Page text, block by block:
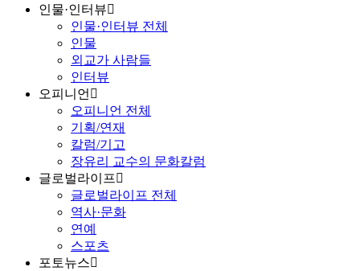
인물·인터뷰
인물·인터뷰 전체
인물
외교가 사람들
인터뷰
오피니언
오피니언 전체
기획/연재
칼럼/기고
장유리 교수의 문화칼럼
글로벌라이프
글로벌라이프 전체
역사·문화
연예
스포츠
포토뉴스